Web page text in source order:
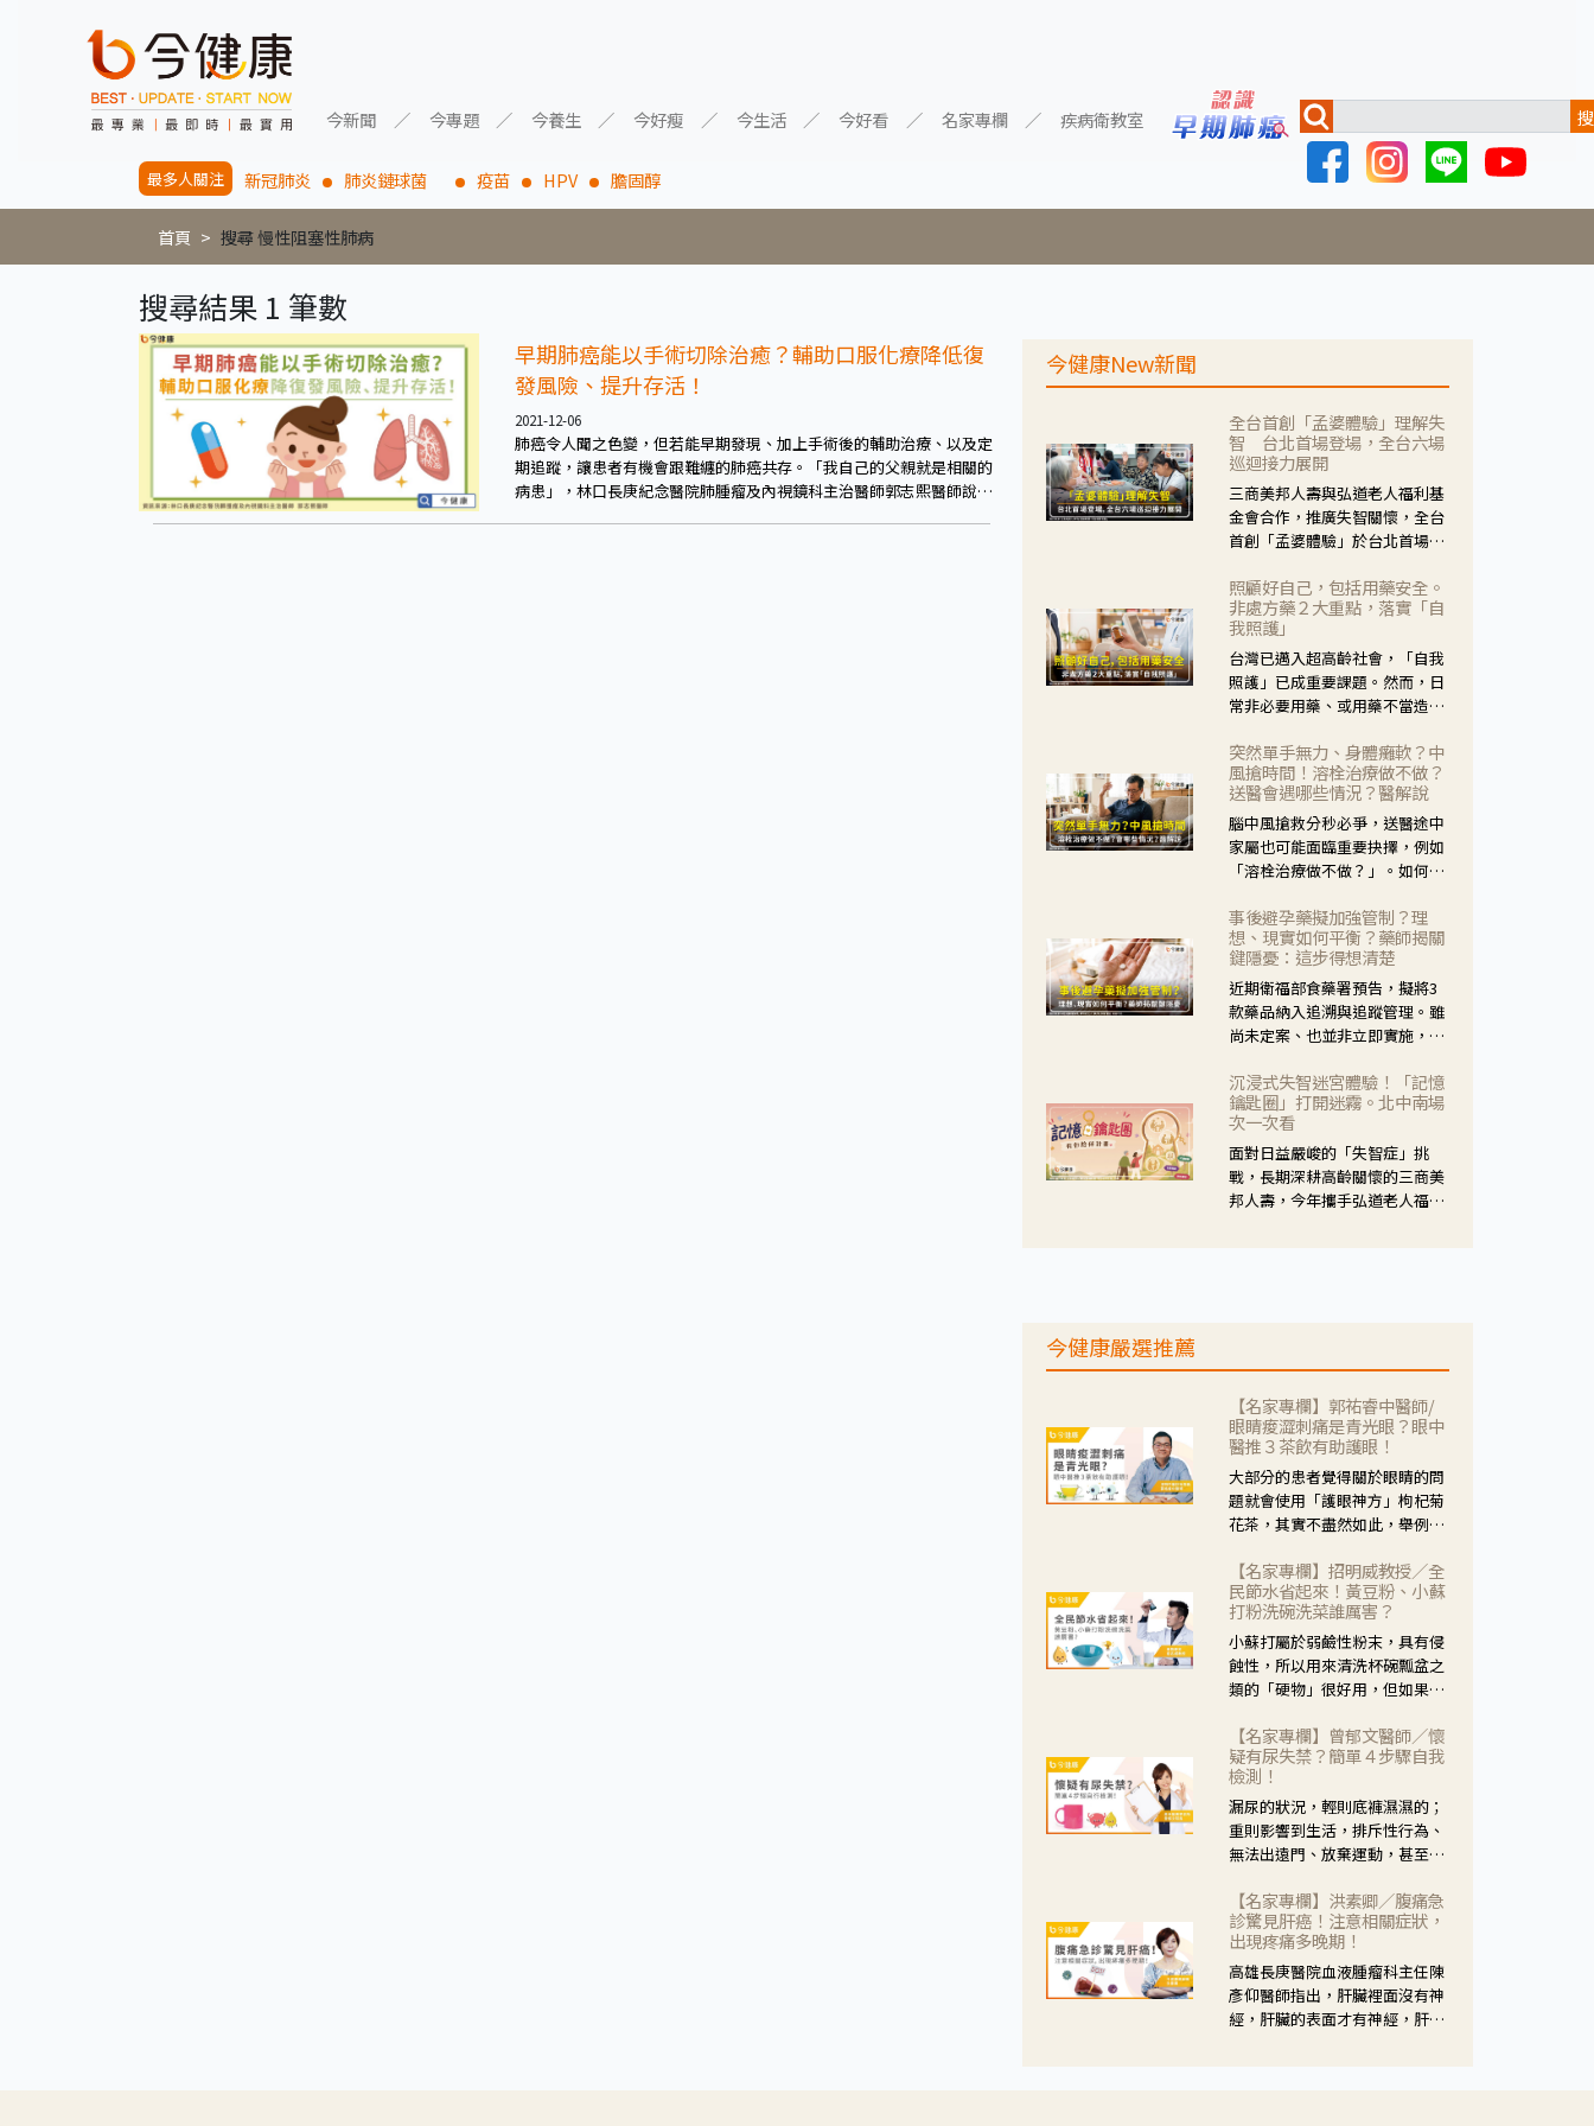
今新聞 今專題 今養生 今好瘦 今生活 今好看 名家專欄 疾病衛教室
最多人關注 新冠肺炎 肺炎鏈球菌 疫苗 HPV 膽固醇
首頁 搜尋 慢性阻塞性肺病
搜尋結果 1 筆數
早期肺癌能以手術切除治癒？輔助口服化療降低復
發風險、提升存活！
2021-12-06
肺癌令人聞之色變，但若能早期發現、加上手術後的輔助治療、以及定
期追蹤，讓患者有機會跟難纏的肺癌共存。「我自己的父親就是相關的
病患」，林口長庚紀念醫院肺腫瘤及內視鏡科主治醫師郭志熙醫師說，
今健康New新聞
全台首創「孟婆體驗」理解失
智 台北首場登場，全台六場
巡迴接力展開
三商美邦人壽與弘道老人福利基
金會合作，推廣失智關懷，全台
首創「孟婆體驗」於台北首場實
模式，用結合情境互動等豐富活
動，將抽象的失智轉化為可感
受、可討論的生活情境，並引導
民眾在家人開始出現改變時，以
理解取代責備、以耐心回應不
安。
照顧好自己，包括用藥安全。
非處方藥２大重點，落實「自
我照護」
台灣已邁入超高齡社會，「自我
照護」已成重要課題。然而，日
常非必要用藥、或用藥不當造成
在重要。社團法人台灣自我照護
產業協會 提出「非處方藥正確使
用」與「藥師給力」，鼓勵民眾
建立安全且正確的自我照護習
慣。
突然單手無力、身體癱軟？中
風搶時間！溶栓治療做不做？
送醫會遇哪些情況？醫解說
腦中風搶救分秒必爭，送醫途中
家屬也可能面臨重要抉擇，例如
「溶栓治療做不做？」。如何搶
會理事長陳龍醫師解說！
事後避孕藥擬加強管制？理
想、現實如何平衡？藥師揭關
鍵隱憂：這步得想清楚
近期衛福部食藥署預告，擬將3
款藥品納入追溯與追蹤管理。雖
尚未定案、也並非立即實施，不
人杰藥師表示，這三款藥物目
的、作用、風險各有不同，管制
與否所帶來的後許影響也不同，
可先了解其特性。
沉浸式失智迷宮體驗！「記憶
鑰匙圈」打開迷霧。北中南場
次一次看
面對日益嚴峻的「失智症」挑
戰，長期深耕高齡關懷的三商美
邦人壽，今年攜手弘道老人福利
生活挑戰。
今健康嚴選推薦
【名家專欄】郭祐睿中醫師/
眼睛痠澀刺痛是青光眼？眼中
醫推３茶飲有助護眼！
大部分的患者覺得關於眼睛的問
題就會使用「護眼神方」枸杞菊
花茶，其實不盡然如此，舉例來
紅、眼睛痛、眼屎多而且顏色
黃，當然就可以使用枸杞菊花
茶，但是枸杞的劑量要少，菊花
的劑量要多；若是有以上症狀以
外，眼睛還會有灼熱感，眼屎多
到會「牽絲」，也就是水樣分泌
了，這時候就要使用菊花、金銀
花來治療；假如單純的眼睛乾
澀，結膜沒有紅，眼睛周圍沒有
眼屎，這種情況是屬於「陰
虛」，就可以使用枸杞、蓮藕、
麥門冬、山藥等比較滋潤的藥
【名家專欄】招明威教授／全
民節水省起來！黃豆粉、小蘇
打粉洗碗洗菜誰厲害？
小蘇打屬於弱鹼性粉末，具有侵
蝕性，所以用來清洗杯碗瓢盆之
類的「硬物」很好用，但如果用
特別注意用法用量，使用過多或
是浸泡太久，容易腐蝕蔬菜的纖
維，讓菜軟掉不清脆。
【名家專欄】曾郁文醫師／懷
疑有尿失禁？簡單４步驟自我
檢測！
漏尿的狀況，輕則底褲濕濕的；
重則影響到生活，排斥性行為、
無法出遠門、放棄運動，甚至怕
禁」的症狀，長期下來不敢與朋
友往來，低潮陰霾造成憂鬱症。
【名家專欄】洪素卿／腹痛急
診驚見肝癌！注意相關症狀，
出現疼痛多晚期！
高雄長庚醫院血液腫瘤科主任陳
彥仰醫師指出，肝臟裡面沒有神
經，肝臟的表面才有神經，肝臟